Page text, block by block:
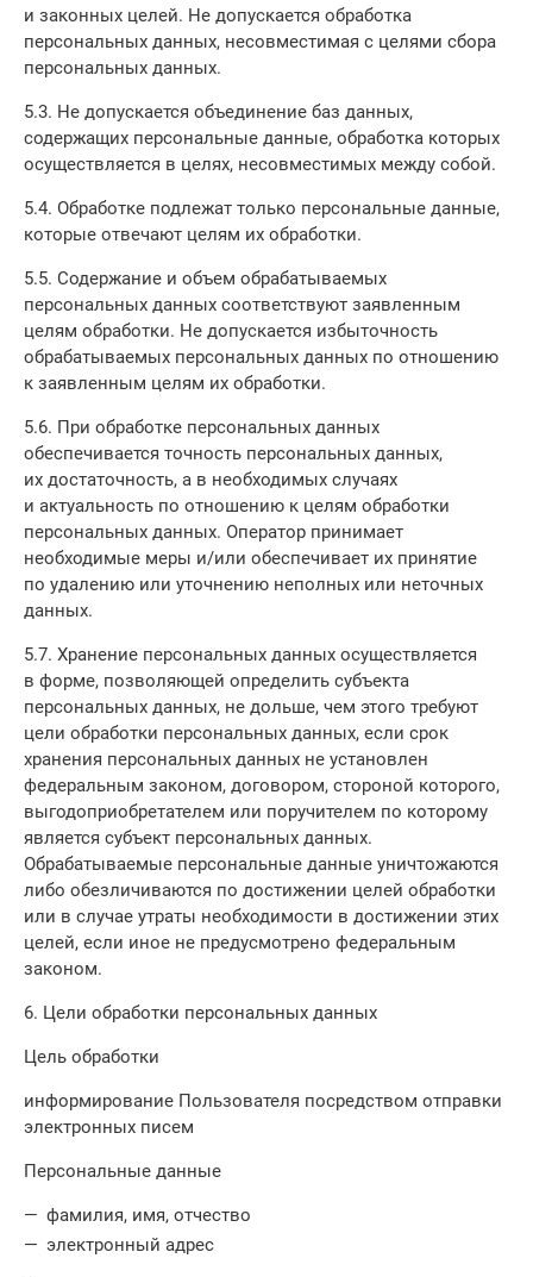
и законных целей. Не допускается обработка
персональных данных, несовместимая с целями сбора
персональных данных.
5.3. Не допускается объединение баз данных,
содержащих персональные данные, обработка которых
осуществляется в целях, несовместимых между собой.
5.4. Обработке подлежат только персональные данные,
которые отвечают целям их обработки.
5.5. Содержание и объем обрабатываемых
персональных данных соответствуют заявленным
целям обработки. Не допускается избыточность
обрабатываемых персональных данных по отношению
к заявленным целям их обработки.
5.6. При обработке персональных данных
обеспечивается точность персональных данных,
их достаточность, а в необходимых случаях
и актуальность по отношению к целям обработки
персональных данных. Оператор принимает
необходимые меры и/или обеспечивает их принятие
по удалению или уточнению неполных или неточных
данных.
5.7. Хранение персональных данных осуществляется
в форме, позволяющей определить субъекта
персональных данных, не дольше, чем этого требуют
цели обработки персональных данных, если срок
хранения персональных данных не установлен
федеральным законом, договором, стороной которого,
выгодоприобретателем или поручителем по которому
является субъект персональных данных.
Обрабатываемые персональные данные уничтожаются
либо обезличиваются по достижении целей обработки
или в случае утраты необходимости в достижении этих
целей, если иное не предусмотрено федеральным
законом.
6. Цели обработки персональных данных
Цель обработки
информирование Пользователя посредством отправки
электронных писем
Персональные данные
фамилия, имя, отчество
электронный адрес